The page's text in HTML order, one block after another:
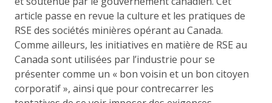
article passe en revue la culture et les pratiques de
RSE des sociétés minières opérant au Canada.
Comme ailleurs, les initiatives en matière de RSE au
Canada sont utilisées par l’industrie pour se
présenter comme un « bon voisin et un bon citoyen
corporatif », ainsi que pour contrecarrer les